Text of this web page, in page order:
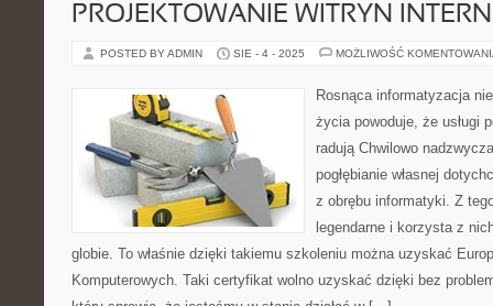
PROJEKTOWANIE WITRYN
POSTED BY ADMIN SIE - 4 - 2025 MOŻLIWOŚĆ
Rosnąca informatyzacja
życia powoduje, że usługi
radują Chwilowo
pogłębianie własnej
z obrębu informatyki. Z
legendarne i korzysta z
globie. To właśnie dzięki takiemu szkoleniu można uzyskać
Komputerowych. Taki certyfikat wolno uzyskać dzięki bez